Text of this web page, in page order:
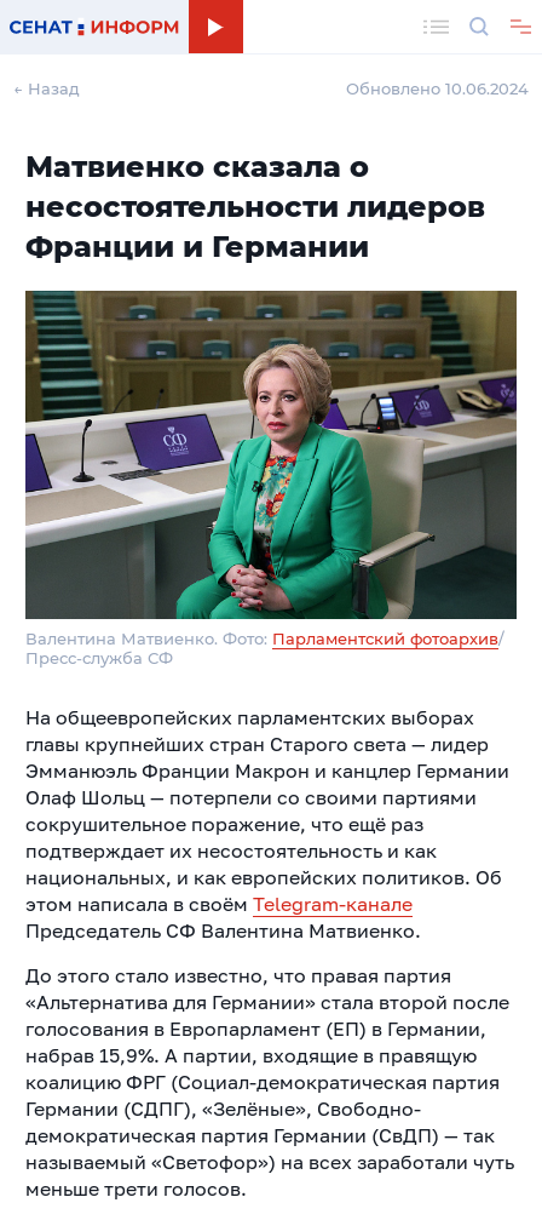
← Назад Обновлено 10.06.2024
Матвиенко сказала о
несостоятельности лидеров
Франции и Германии
Валентина Матвиенко. Фото: Парламентский фотоархив/
Пресс-служба СФ
На общеевропейских парламентских выборах
главы крупнейших стран Старого света — лидер
Эмманюэль Франции Макрон и канцлер Германии
Олаф Шольц — потерпели со своими партиями
сокрушительное поражение, что ещё раз
подтверждает их несостоятельность и как
национальных, и как европейских политиков. Об
этом написала в своём Telegram-канале
Председатель СФ Валентина Матвиенко.
До этого стало известно, что правая партия
«Альтернатива для Германии» стала второй после
голосования в Европарламент (ЕП) в Германии,
набрав 15,9%. А партии, входящие в правящую
коалицию ФРГ (Социал-демократическая партия
Германии (СДПГ), «Зелёные», Свободно-
демократическая партия Германии (СвДП) — так
называемый «Светофор») на всех заработали чуть
меньше трети голосов.